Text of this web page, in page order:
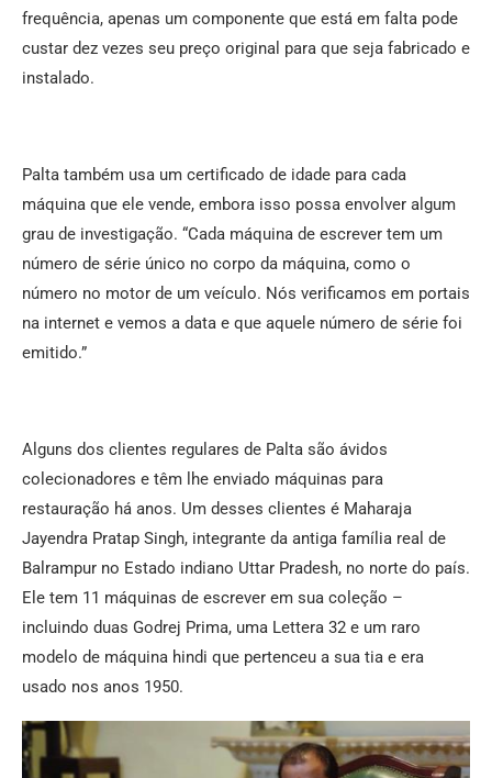
frequência, apenas um componente que está em falta pode
custar dez vezes seu preço original para que seja fabricado e
instalado.
Palta também usa um certificado de idade para cada
máquina que ele vende, embora isso possa envolver algum
grau de investigação. “Cada máquina de escrever tem um
número de série único no corpo da máquina, como o
número no motor de um veículo. Nós verificamos em portais
na internet e vemos a data e que aquele número de série foi
emitido.”
Alguns dos clientes regulares de Palta são ávidos
colecionadores e têm lhe enviado máquinas para
restauração há anos. Um desses clientes é Maharaja
Jayendra Pratap Singh, integrante da antiga família real de
Balrampur no Estado indiano Uttar Pradesh, no norte do país.
Ele tem 11 máquinas de escrever em sua coleção –
incluindo duas Godrej Prima, uma Lettera 32 e um raro
modelo de máquina hindi que pertenceu a sua tia e era
usado nos anos 1950.